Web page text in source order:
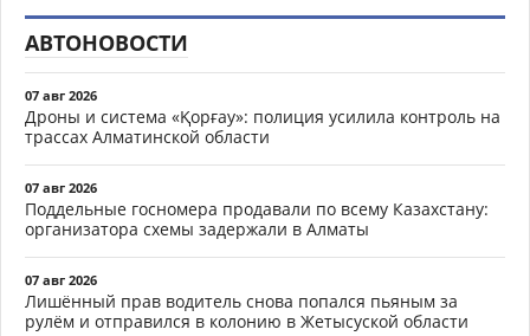
АВТОНОВОСТИ
07 авг 2026
Дроны и система «Қорғау»: полиция усилила контроль на
трассах Алматинской области
07 авг 2026
Поддельные госномера продавали по всему Казахстану:
организатора схемы задержали в Алматы
07 авг 2026
Лишённый прав водитель снова попался пьяным за
рулём и отправился в колонию в Жетысуской области